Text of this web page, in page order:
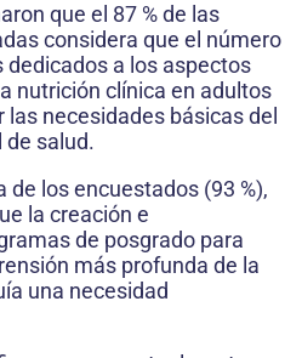
que el 87 % de las
considera que el número
a los aspectos
nutrición clínica en adultos
necesidades básicas del
salud.
de los encuestados (93 %),
la creación e
de posgrado para
más profunda de la
una necesidad